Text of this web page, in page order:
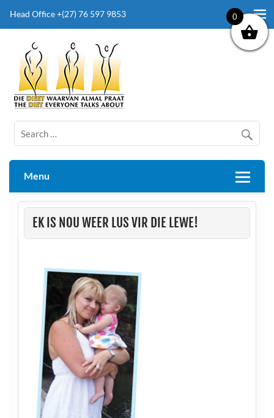
Head Office +(27) 76 597 9853
The Diet Everyone Talks About
Menu
EK IS NOU WEER LUS VIR DIE LEWE!
0